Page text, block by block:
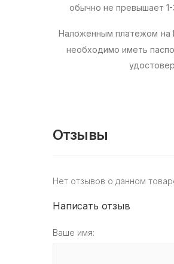
обычно не превышает
Наложенным платежом на
необходимо иметь
Отзывы
Нет отзывов о данном
Написать отзыв
Ваше имя: